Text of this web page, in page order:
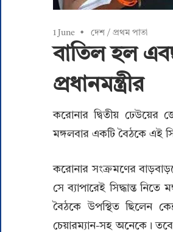
1 June দেশ / প্রথম পাতা
বাতিল হল
প্রধানমন্ত্রীর
করোনার দ্বিতীয় ঢেউয়ের
মঙ্গলবার একটি বৈঠকে এই
করোনার সংক্রমণের
সে ব্যাপারেই সিদ্ধান্ত
বৈঠকে উপস্থিত ছিলেন
চেয়ারম্যান-সহ অনেকে। তবে